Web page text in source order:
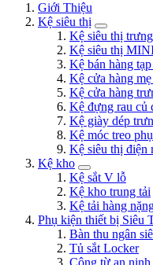
Giới Thiệu
Kệ siêu thị
Kệ siêu thị
Kệ siêu thị
Kệ bán hàng tạp
Kệ cửa hàng
Kệ cửa hàng
Kệ đựng rau củ
Kệ giày dép
Kệ móc treo
Kệ siêu thị điện
Kệ kho
Kệ sắt V lỗ
Kệ kho trung tải
Kệ tải hàng
Phụ kiện thiết bị Siêu
Bàn thu ngân
Tủ sắt Locker
Công từ an